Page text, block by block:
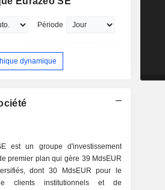
Période
dynamique
est un groupe d'investissement
premier plan qui gère 39 MdsEUR
dont 30 MdsEUR pour le
clients institutionnels et de